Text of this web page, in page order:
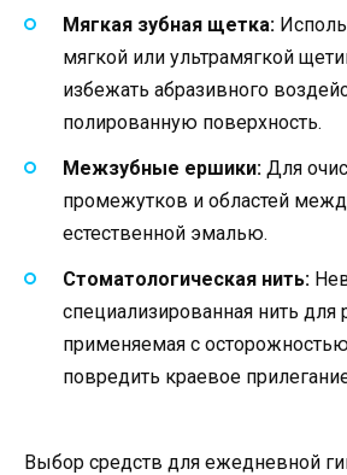
Мягкая зубная щетка:
мягкой или ультрамягкой
избежать абразивного
полированную поверхность.
Межзубные ершики: Для
промежутков и областей
естественной эмалью.
Стоматологическая нить:
специализированная нить для
применяемая с
повредить краевое
Выбор средств для ежедневной